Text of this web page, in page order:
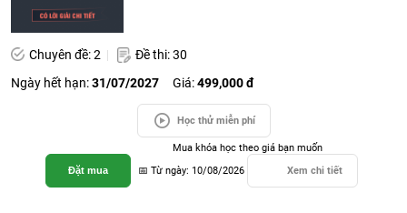
Chuyên đề: 2
Đề thi: 30
Ngày hết hạn:31/07/2027 Giá:499,000 đ
Học thử miễn phí
Đặt mua
Mua khóa học theo giá bạn muốn
📅 Từ ngày: 10/08/2026
Xem chi tiết